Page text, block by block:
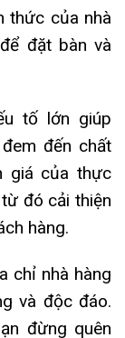
thức của nhà
để đặt bàn và
tố lớn giúp
đến chất
giá của thực
đó cải thiện
hàng.
chỉ nhà hàng
và độc đáo.
đừng quên